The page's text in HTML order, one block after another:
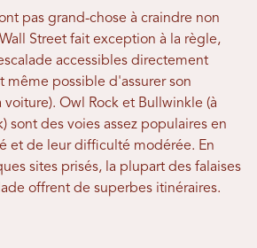
pas grand-chose à craindre non
Street fait exception à la règle,
accessibles directement
même possible d'assurer son
Owl Rock et Bullwinkle (à
sont des voies assez populaires en
et de leur difficulté modérée. En
sites prisés, la plupart des falaises
offrent de superbes itinéraires.